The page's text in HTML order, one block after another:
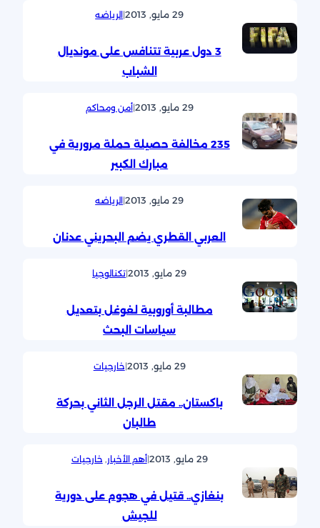
29 مايو, 2013 |الرياضه
3 دول عربية تتنافس على مونديال
الشباب
29 مايو, 2013 |أمن ومحاكم
235 مخالفة حصيلة حملة مرورية في
مبارك الكبير
29 مايو, 2013 |الرياضه
العربي القطري يضم البحريني عدنان
29 مايو, 2013 |تكنالوجيا
مطالبة أوروبية لغوغل بتعديل
سياسات البحث
29 مايو, 2013 |خارجيات
باكستان.. مقتل الرجل الثاني بحركة
طالبان
29 مايو, 2013 |أهم الأخبار, خارجيات
بنغازي.. قتيل في هجوم على دورية
للجيش